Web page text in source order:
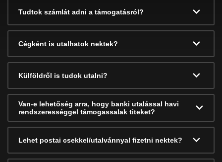
Tudtok számlát adni a támogatásról?
Cégként is utalhatok nektek?
Külföldről is tudok utalni?
Van-e lehetőség arra, hogy banki utalással havi
rendszerességgel támogassalak titeket?
Lehet postai csekkel/utalvánnyal fizetni nektek?